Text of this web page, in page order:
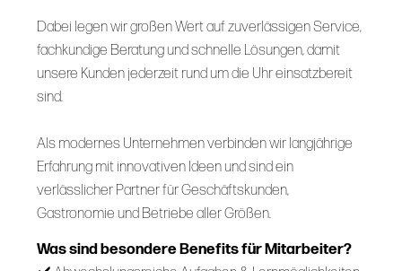
Dabei legen wir großen Wert auf zuverlässigen Service,
fachkundige Beratung und schnelle Lösungen, damit
unsere Kunden jederzeit rund um die Uhr einsatzbereit
sind.
Als modernes Unternehmen verbinden wir langjährige
Erfahrung mit innovativen Ideen und sind ein
verlässlicher Partner für Geschäftskunden,
Gastronomie und Betriebe aller Größen.
Was sind besondere Benefits für Mitarbeiter?